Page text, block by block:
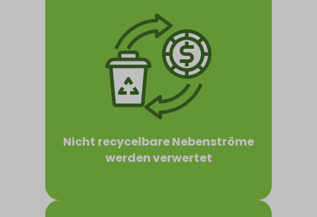
Nicht recycelbare Nebenströme
werden verwertet